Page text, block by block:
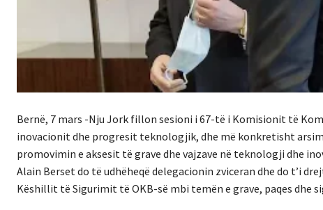
Bernë, 7 mars -Nju Jork fillon sesioni i 67-të i Komisionit të
inovacionit dhe progresit teknologjik, dhe më konkretisht
promovimin e aksesit të grave dhe vajzave në teknologji dhe
Alain Berset do të udhëheqë delegacionin zviceran dhe do t’i
Këshillit të Sigurimit të OKB-së mbi temën e grave, paqes dhe